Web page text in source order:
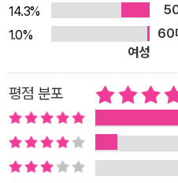
리고, 결국 『죽이고 싶은 아이
한다. 팩트의 절벽 끝에 남겨진
이유가 여기에 있다.『죽이고 싶
기 직전의 그 순간에서 다시 시
그 모든 사건의 전말이 낱낱이
이야기는 누구도 예상치 못한
야기를 쓰지 않고서는 다른 작품
다.”공주와 왕자는 행복하게 살
14.3%
1.0%
60
여성
평점 분포